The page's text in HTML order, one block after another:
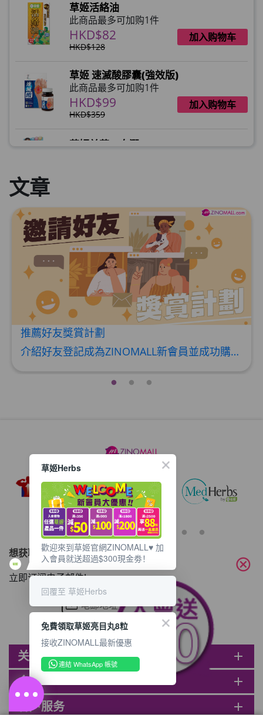
草姬活絡油
此商品最多可加购1件
HKD$82
HKD$128
加入购物车
草姬 速滅酸膠囊(強效版)
此商品最多可加购1件
HKD$99
HKD$359
加入购物车
草姬益菌の白潤
此商品最多可加购1件
HKD$169
HKD$369
加入购物车
男補精力丸5:1 (到期日2028年1月)
此商品最多可加购1件
HKD$169
HKD$449
加入购物车
理膚泉 無香大哥大防曬 50ml (2027年4
月)
HKD$88
此商品最多可加购1件
HKD$85
HKD$145
文章
推薦好友獎賞計劃
介紹好友登記成為ZINOMALL新會員並成功購物，您即可獲得$50Mall Dollar現金回贈，你的好友亦可同時獲得$50Mall Dollar現金回贈。 **舊會員必須完成首張訂單才可開通邀請好友獎賞計劃** 1. 舊會員可於 我的帳戶>>>邀請好友獎賞 中找到 好友推薦碼 (紅圈位置) 2. 會員可複製好友推薦碼並透過 Whatsapp / Facebook / Email分享給自己好友。推薦好友次數不限，介紹愈多新朋友，可獲得愈多Mall Dollar現金回贈。 3. 好友
想获取最新的优惠资讯？
立即订阅电子邮件!
关于ZINOMALL add
会员 add
客户服务 add
cancel
草姬Herbs
歡迎來到草姬官網ZINOMALL♥️ 加
入會員就送超過$300現金劵！
回覆至 草姬Herbs
免費領取草姬亮目丸8粒
接收ZINOMALL最新優惠
連結 WhatsApp 帳號